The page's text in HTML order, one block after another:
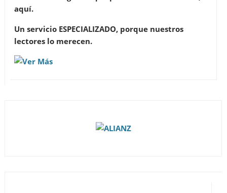
aquí.
Un servicio ESPECIALIZADO, porque nuestros
lectores lo merecen.